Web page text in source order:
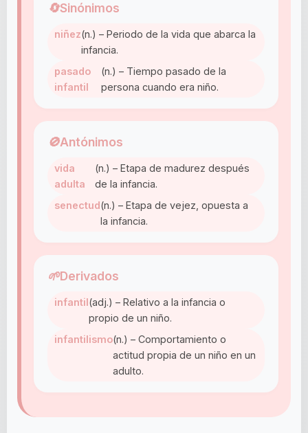
🔄Sinónimos
niñez(n.) – Periodo de la vida que abarca la
infancia.
pasado
infantil
(n.) – Tiempo pasado de la
persona cuando era niño.
🚫Antónimos
vida
adulta
(n.) – Etapa de madurez después
de la infancia.
senectud(n.) – Etapa de vejez, opuesta a
la infancia.
🌱Derivados
infantil(adj.) – Relativo a la infancia o
propio de un niño.
infantilismo(n.) – Comportamiento o
actitud propia de un niño en un
adulto.